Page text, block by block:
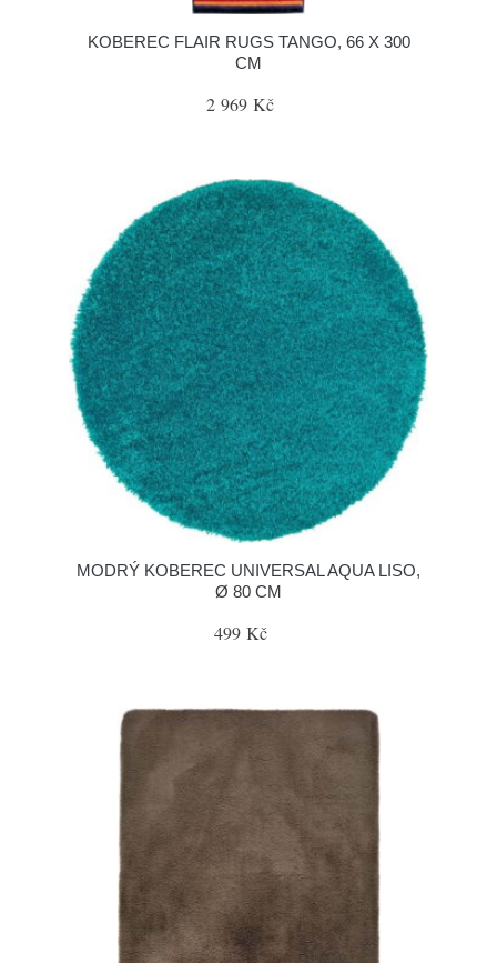
KOBEREC FLAIR RUGS TANGO, 66 X 300
CM
2 969 Kč
MODRÝ KOBEREC UNIVERSAL AQUA LISO,
Ø 80 CM
499 Kč